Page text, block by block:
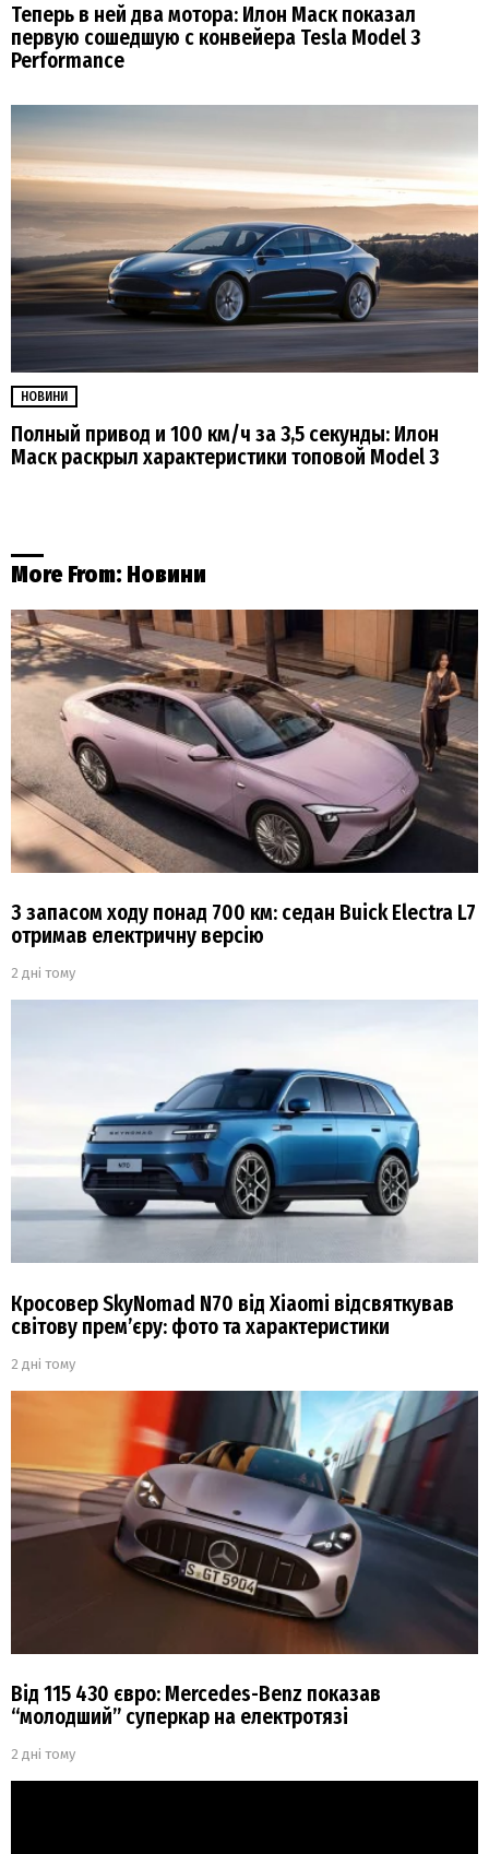
Теперь в ней два мотора: Илон Маск показал
первую сошедшую с конвейера Tesla Model 3
Performance
НОВИНИ
Полный привод и 100 км/ч за 3,5 секунды: Илон
Маск раскрыл характеристики топовой Model 3
More From: Новини
З запасом ходу понад 700 км: седан Buick Electra L7
отримав електричну версію
2 дні тому
Кросовер SkyNomad N70 від Xiaomi відсвяткував
світову прем’єру: фото та характеристики
2 дні тому
Від 115 430 євро: Mercedes-Benz показав
“молодший” суперкар на електротязі
2 дні тому